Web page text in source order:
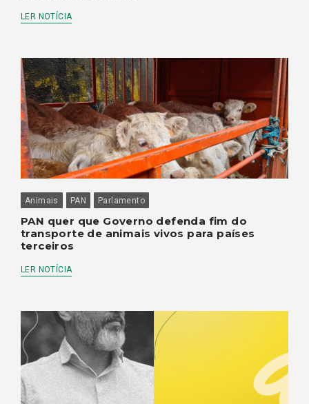
LER NOTÍCIA
Animais PAN Parlamento
PAN quer que Governo defenda fim do
transporte de animais vivos para países
terceiros
LER NOTÍCIA